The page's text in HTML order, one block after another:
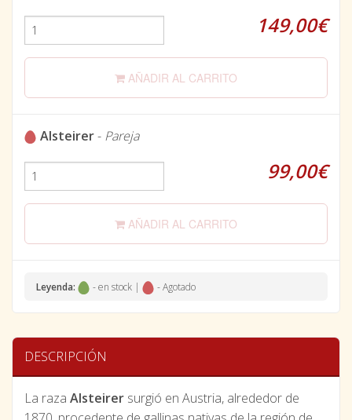
149,00€
AÑADIR AL CARRITO
Alsteirer- Pareja
99,00€
AÑADIR AL CARRITO
Leyenda: - en stock | - Agotado
DESCRIPCIÓN
La raza Alsteirer surgió en Austria, alrededor de